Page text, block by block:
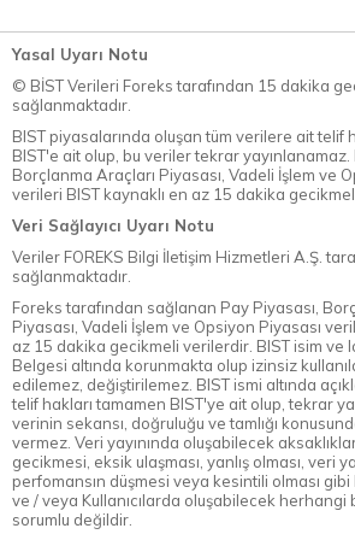
Yasal Uyarı Notu
© BİST Verileri Foreks tarafından 15 dakika
sağlanmaktadır.
BIST piyasalarında oluşan tüm verilere ait telif
BIST'e ait olup, bu veriler tekrar yayınlanamaz.
Borçlanma Araçları Piyasası, Vadeli İşlem ve
verileri BIST kaynaklı en az 15 dakika
Veri Sağlayıcı Uyarı Notu
Veriler FOREKS Bilgi İletişim Hizmetleri A.Ş.
sağlanmaktadır.
Foreks tarafından sağlanan Pay Piyasası,
Piyasası, Vadeli İşlem ve Opsiyon Piyasası
az 15 dakika gecikmeli verilerdir. BIST isim ve
Belgesi altında korunmakta olup izinsiz
edilemez, değiştirilemez. BIST ismi altında
telif hakları tamamen BIST'ye ait olup, tekrar
verinin sekansı, doğruluğu ve tamlığı
vermez. Veri yayınında oluşabilecek
gecikmesi, eksik ulaşması, yanlış olması, veri
perfomansın düşmesi veya kesintili olması gibi
ve / veya Kullanıcılarda oluşabilecek herhangi
sorumlu değildir.